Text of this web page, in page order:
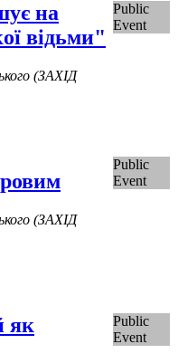
на
відьми"
(ЗАХІД
Public
Event
(ЗАХІД
Public
Event
як
Public
Event